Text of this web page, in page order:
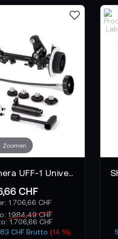
Follow Focus Systems
robust konstruiert, das
damit besonders gern bei
in professionelle Rig
lassen sich an 15
Studio Setups integrieren.
ohne das System neu
Szenen
immer dann sinnvoll, wenn
steht der
diese Nähe für Szenen, die
Zoomen
Wooden Camera UFF-1 Universal Follow Focus - Pro
CHF
1.706,66 CHF
1.984,49 CHF
1.706,66 CHF
CHF Brutto (14 %)